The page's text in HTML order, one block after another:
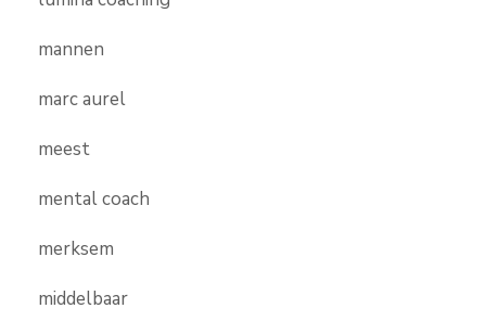
mannen
marc aurel
meest
mental coach
merksem
middelbaar